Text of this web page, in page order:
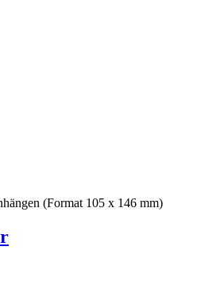
(Format 105 x 146 mm)